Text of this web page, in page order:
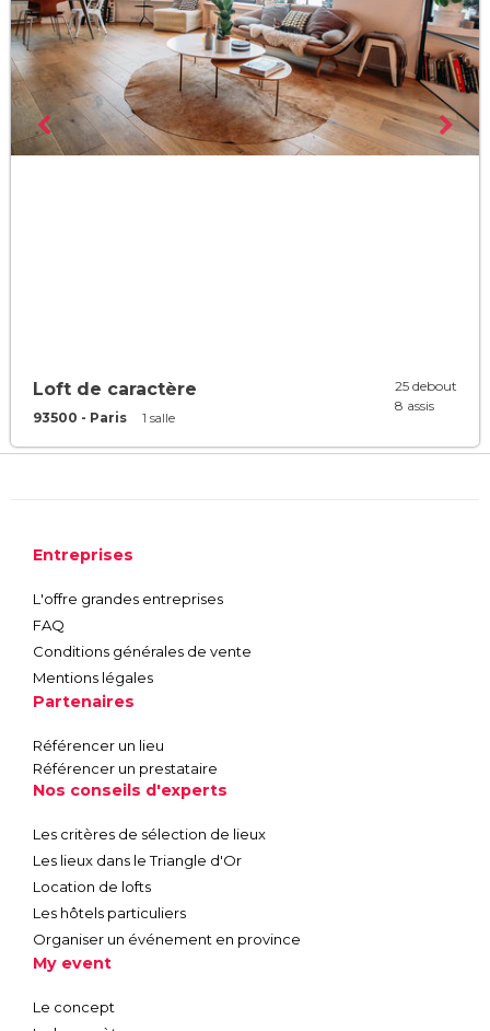
Loft de caractère
93500 - Paris 1 salle
25 debout
8 assis
Entreprises
L'offre grandes entreprises
FAQ
Conditions générales de vente
Mentions légales
Partenaires
Référencer un lieu
Référencer un prestataire
Nos conseils d'experts
Les critères de sélection de lieux
Les lieux dans le Triangle d'Or
Location de lofts
Les hôtels particuliers
Organiser un événement en province
My event
Le concept